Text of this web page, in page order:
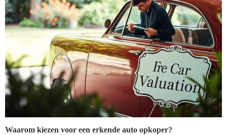
Waarom kiezen voor een erkende auto opkoper?